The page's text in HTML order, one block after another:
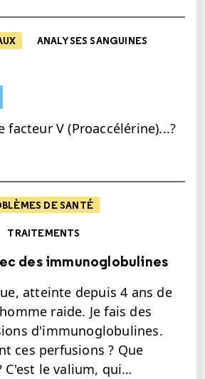
ANALYSES SANGUINES
facteur V (Proaccélérine)...?
DE SANTÉ
TRAITEMENTS
des immunoglobulines
atteinte depuis 4 ans de
raide. Je fais des
d'immunoglobulines.
ces perfusions ? Que
C'est le valium, qui…